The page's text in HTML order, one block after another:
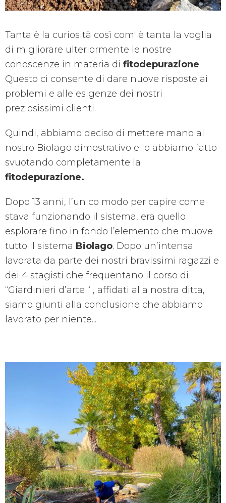
Tanta è la curiosità così com' è tanta la voglia
di migliorare ulteriormente le nostre
conoscenze in materia di fitodepurazione.
Questo ci consente di dare nuove risposte ai
problemi e alle esigenze dei nostri
preziosissimi clienti.
Quindi, abbiamo deciso di mettere mano al
nostro Biolago dimostrativo e lo abbiamo fatto
svuotando completamente la
fitodepurazione.
Dopo 13 anni, l’unico modo per capire come
stava funzionando il sistema, era quello
esplorare fino in fondo l’elemento che muove
tutto il sistema Biolago. Dopo un’intensa
lavorata da parte dei nostri bravissimi ragazzi e
dei 4 stagisti che frequentano il corso di
“Giardinieri d’arte “ , affidati alla nostra ditta,
siamo giunti alla conclusione che abbiamo
lavorato per niente...